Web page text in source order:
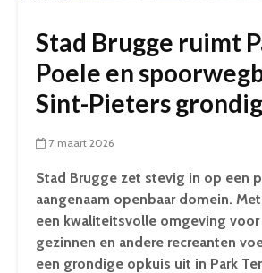
Stad Brugge ruimt
Poele en
Sint-Pieters
7 maart 2026
Stad Brugge zet stevig in op een
aangenaam openbaar domein.
een kwaliteitsvolle omgeving voor
gezinnen en andere recreanten
een grondige opkuis uit in Park